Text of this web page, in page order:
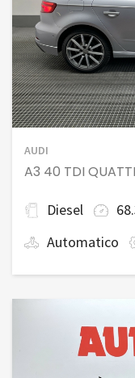
AUDI
A3 40 TDI
Diesel
Automatico